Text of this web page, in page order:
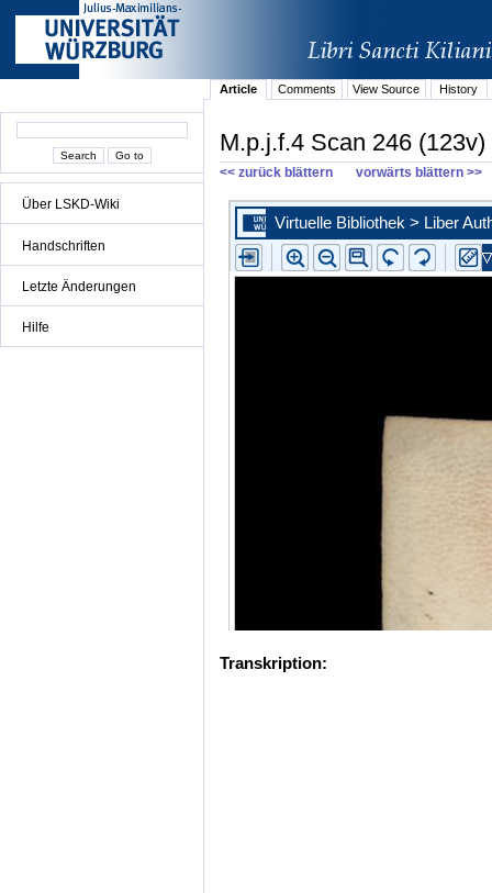
Über LSKD-Wiki
Handschriften
Letzte Änderungen
Hilfe
Article Comments View Source History
M.p.j.f.4 Scan 246 (123v)
<< zurück blättern vorwärts blättern >>
Transkription: